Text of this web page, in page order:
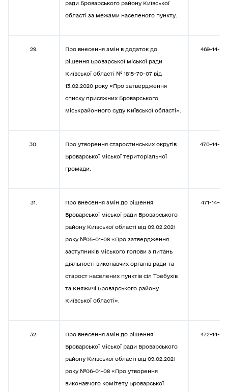
ради Броварського району Київської
області за межами населеного пункту.
29.
Про внесення змін в додаток до
рішення Броварської міської ради
Київської області № 1815-70-07 від
13.02.2020 року «Про затвердження
списку присяжних Броварського
міськрайонного суду Київської області».
469-14-08
30.
Про утворення старостинських округів
Броварської міської територіальної
громади.
470-14-08
31.
Про внесення змін до рішення
Броварської міської ради Броварського
району Київської області від 09.02.2021
року №05-01-08 «Про затвердження
заступників міського голови з питань
діяльності виконавчих органів ради та
старост населених пунктів сіл Требухів
та Княжичі Броварського району
Київської області».
471-14-08
32.
Про внесення змін до рішення
Броварської міської ради Броварського
району Київської області від 09.02.2021
року №06-01-08 «Про утворення
виконавчого комітету Броварської
472-14-08